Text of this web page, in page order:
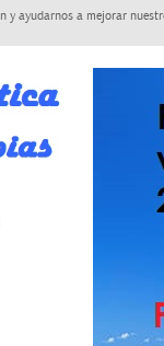
y ayudarnos a mejorar